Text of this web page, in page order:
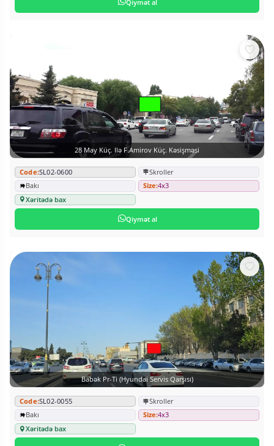
Qiymət al
28 May Küç. Ilə F.Amirov Küç. Kəsişməsi
Code:SL02-0600
Skroller
Bakı
Size:4x3
Xəritədə bax
Qiymət al
Babək Pr-Ti (Hyundai Servis Qarşısı)
Code:SL02-0055
Skroller
Bakı
Size:4x3
Xəritədə bax